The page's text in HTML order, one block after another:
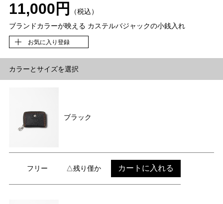
11,000円
（税込）
ブランドカラーが映える カステルバジャックの小銭入れ
お気に入り登録
カラーとサイズを選択
ブラック
フリー △残り僅か カートに入れる